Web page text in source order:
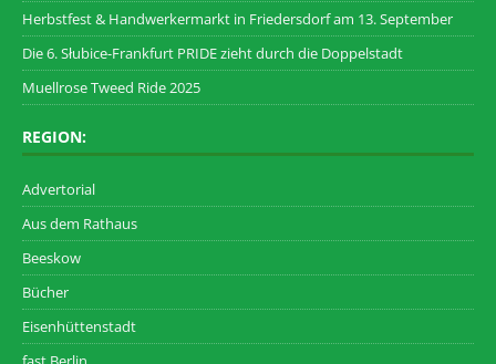
Herbstfest & Handwerkermarkt in Friedersdorf am 13. September
Die 6. Słubice-Frankfurt PRIDE zieht durch die Doppelstadt
Muellrose Tweed Ride 2025
REGION:
Advertorial
Aus dem Rathaus
Beeskow
Bücher
Eisenhüttenstadt